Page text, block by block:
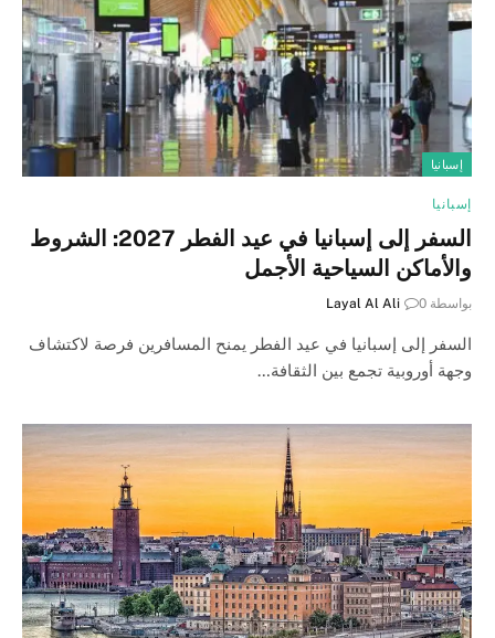
إسبانيا
إسبانيا
السفر إلى إسبانيا في عيد الفطر 2027: الشروط
والأماكن السياحية الأجمل
بواسطة Layal Al Ali 0
السفر إلى إسبانيا في عيد الفطر يمنح المسافرين فرصة لاكتشاف
وجهة أوروبية تجمع بين الثقافة…